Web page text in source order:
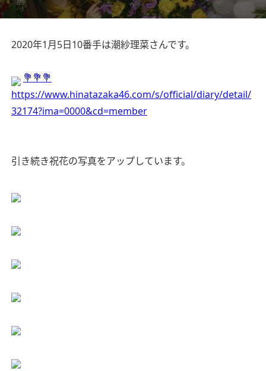
2020年1月5日10番手は潮紗理菜さんです。
💐💐💐
https://www.hinatazaka46.com/s/official/diary/detail/
32174?ima=0000&cd=member
引き続き祝花の写真をアップしています。